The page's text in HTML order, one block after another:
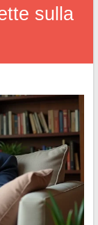
sulla